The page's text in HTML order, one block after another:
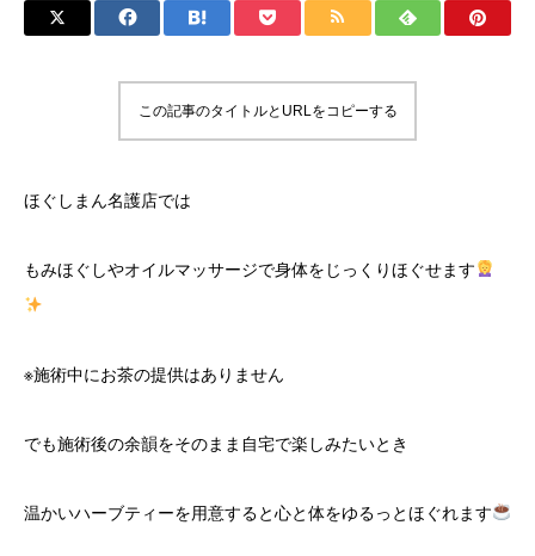
この記事のタイトルとURLをコピーする
ほぐしまん名護店では
もみほぐしやオイルマッサージで身体をじっくりほぐせます
※施術中にお茶の提供はありません
でも施術後の余韻をそのまま自宅で楽しみたいとき
温かいハーブティーを用意すると心と体をゆるっとほぐれます